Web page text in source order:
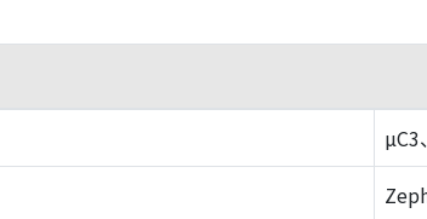
µC3